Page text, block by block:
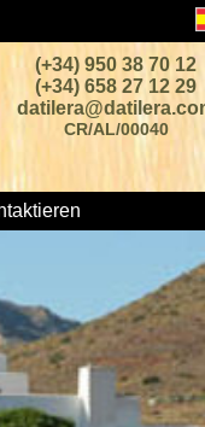
(+34) 950 38 70 12
(+34) 658 27 12 29
CR/AL/00040